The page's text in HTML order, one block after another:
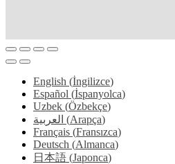
English (İngilizce)
Español (İspanyolca)
Uzbek (Özbekçe)
العربية (Arapça)
Français (Fransızca)
Deutsch (Almanca)
日本語 (Japonca)